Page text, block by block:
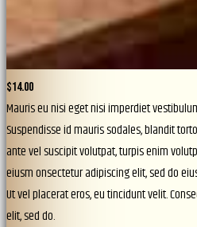
$14.00
Mauris eu nisi eget nisi imperdiet
Suspendisse id mauris sodales, blandit
ante vel suscipit volutpat, turpis enim
eiusm onsectetur adipiscing elit, sed do
Ut vel placerat eros, eu tincidunt velit.
elit, sed do.